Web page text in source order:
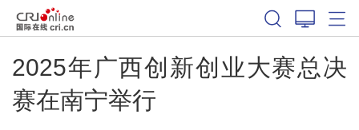
2025年广西创新创业大赛总决
赛在南宁举行